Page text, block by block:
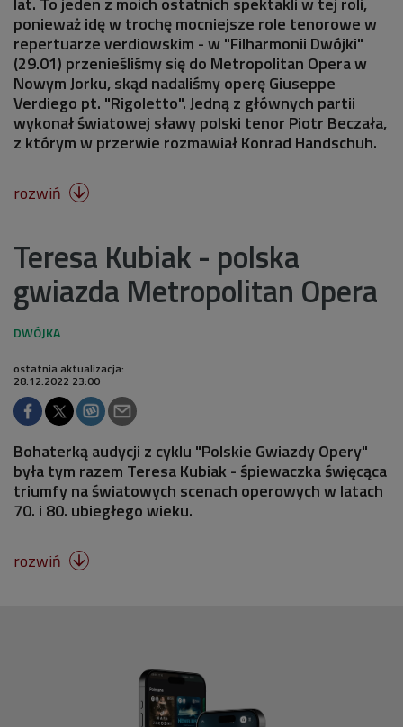
ponieważ idę w trochę mocniejsze role tenorowe w
repertuarze verdiowskim - w "Filharmonii Dwójki"
(29.01) przenieśliśmy się do Metropolitan Opera w
Nowym Jorku, skąd nadaliśmy operę Giuseppe
Verdiego pt. "Rigoletto". Jedną z głównych partii
wykonał światowej sławy polski tenor Piotr Beczała,
z którym w przerwie rozmawiał Konrad Handschuh.
rozwiń 
Teresa Kubiak - polska
gwiazda Metropolitan Opera
ostatnia aktualizacja:
28.12.2022 23:00
Bohaterką audycji z cyklu "Polskie Gwiazdy Opery"
była tym razem Teresa Kubiak - śpiewaczka święcąca
triumfy na światowych scenach operowych w latach
70. i 80. ubiegłego wieku.
rozwiń 